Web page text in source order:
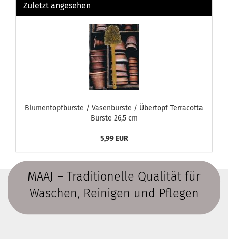
Zuletzt angesehen
Blumentopfbürste / Vasenbürste / Übertopf Terracotta
Bürste 26,5 cm
5,99 EUR
MAAJ – Traditionelle Qualität für
Waschen, Reinigen und Pflegen